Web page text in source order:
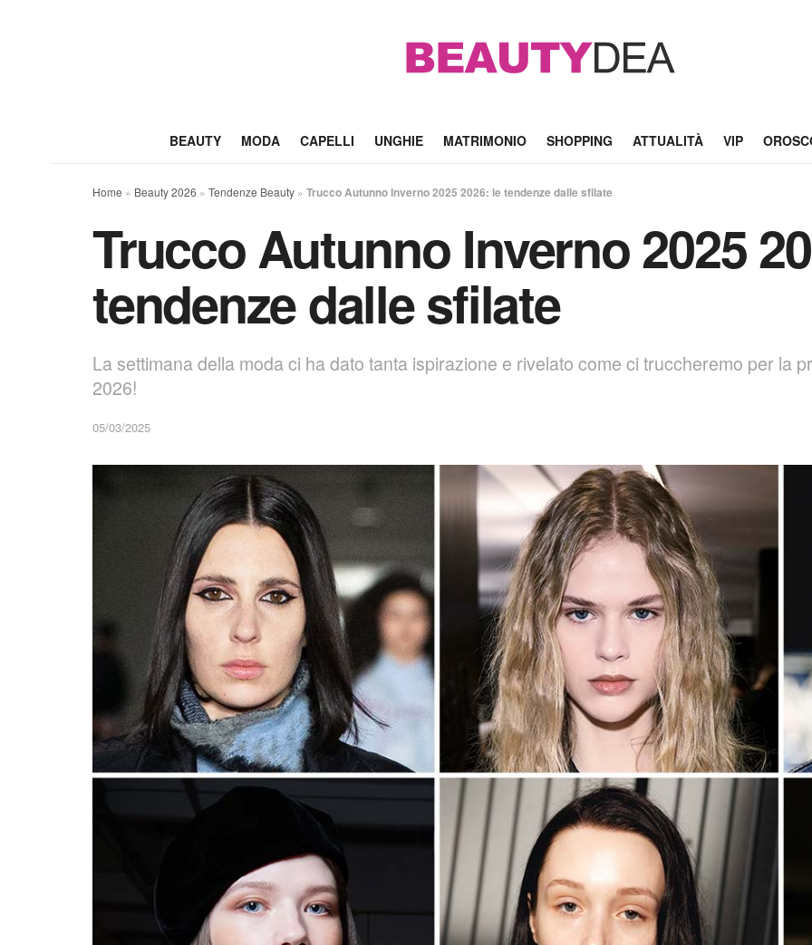
BEAUTY MODA CAPELLI UNGHIE MATRIMONIO SHOPPING ATTUALITÀ VIP
Home » Beauty 2026 » Tendenze Beauty » Trucco Autunno Inverno 2025 2026: le tendenze dalle sfilate
Trucco Autunno Inverno 2025
tendenze dalle sfilate
La settimana della moda ci ha dato tanta ispirazione e rivelato come ci truccheremo per la
2026!
05/03/2025